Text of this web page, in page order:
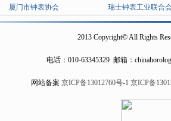
厦门市钟表协会 瑞士钟表工业联合
2013 Copyright© All Rights
电话： 010-63345329 邮箱：
网站备案 京ICP备13012760号-1 京ICP备